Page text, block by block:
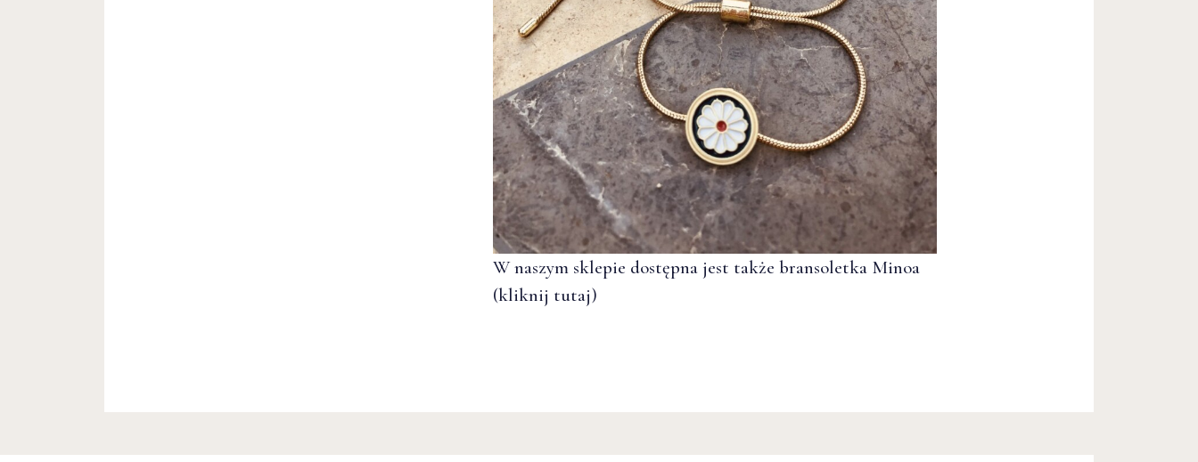
W naszym sklepie dostępna jest także bransoletka Minoa
(kliknij tutaj)